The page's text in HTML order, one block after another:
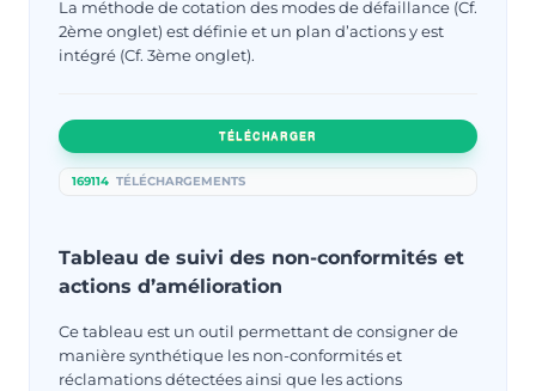
La méthode de cotation des modes de défaillance (Cf.
2ème onglet) est définie et un plan d’actions y est
intégré (Cf. 3ème onglet).
TÉLÉCHARGER
169114 TÉLÉCHARGEMENTS
Tableau de suivi des non-conformités et
actions d’amélioration
Ce tableau est un outil permettant de consigner de
manière synthétique les non-conformités et
réclamations détectées ainsi que les actions